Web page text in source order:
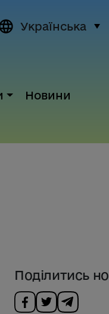
Українська
Новини
Поділитись